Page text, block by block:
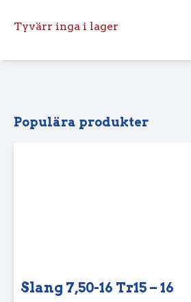
Tyvärr inga i lager
Populära produkter
Slang 7,50-16 Tr15 – 16